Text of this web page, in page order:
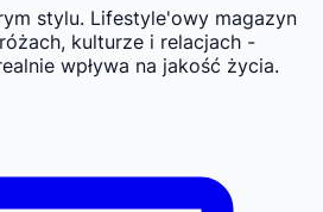
stylu. Lifestyle'owy magazyn
kulturze i relacjach -
wpływa na jakość życia.